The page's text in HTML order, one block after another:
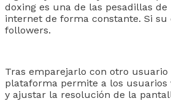
doxing es una de las pesadillas
internet de forma constante. Si
followers.
Tras emparejarlo con otro
plataforma permite a los usuarios
y ajustar la resolución de la